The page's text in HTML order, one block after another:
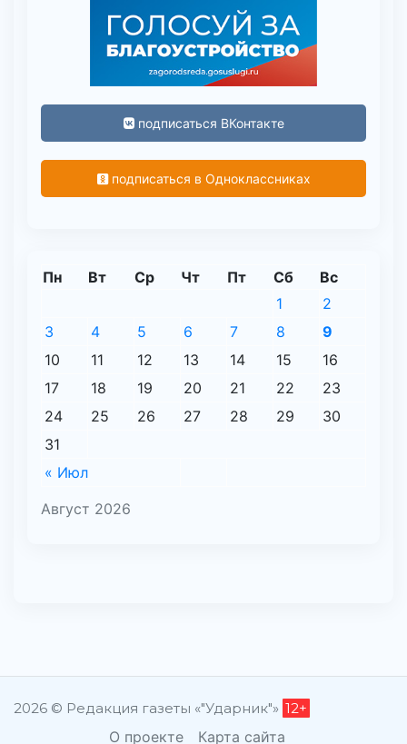
подписаться ВКонтакте
подписаться в Одноклассниках
Август 2026
Пн Вт Ср Чт Пт Сб Вс
« Июл
1
2
3
4 5 6 7 8
9
10
11 12 13 14 15
16
17
18 19 20 21 22
23
24
25 26 27 28 29
30
31
2026 © Редакция газеты «"Ударник"» 12+
О проекте Карта сайта